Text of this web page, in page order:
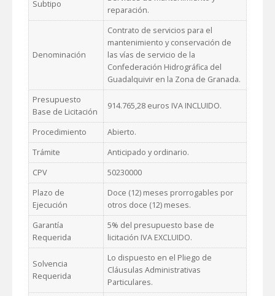
Subtipo
reparación.
Denominación
Contrato de servicios para el
mantenimiento y conservación de
las vías de servicio de la
Confederación Hidrográfica del
Guadalquivir en la Zona de Granada.
Presupuesto
Base de Licitación
914.765,28 euros IVA INCLUIDO.
Procedimiento
Abierto.
Trámite
Anticipado y ordinario.
CPV
50230000
Plazo de
Ejecución
Doce (12) meses prorrogables por
otros doce (12) meses.
Garantía
Requerida
5% del presupuesto base de
licitación IVA EXCLUIDO.
Solvencia
Requerida
Lo dispuesto en el Pliego de
Cláusulas Administrativas
Particulares.